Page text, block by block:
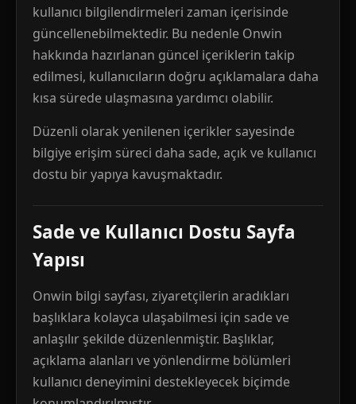
kullanıcı bilgilendirmeleri zaman içerisinde
güncellenebilmektedir. Bu nedenle Onwin
hakkında hazırlanan güncel içeriklerin takip
edilmesi, kullanıcıların doğru açıklamalara daha
kısa sürede ulaşmasına yardımcı olabilir.
Düzenli olarak yenilenen içerikler sayesinde
bilgiye erişim süreci daha sade, açık ve kullanıcı
dostu bir yapıya kavuşmaktadır.
Sade ve Kullanıcı Dostu Sayfa
Yapısı
Onwin bilgi sayfası, ziyaretçilerin aradıkları
başlıklara kolayca ulaşabilmesi için sade ve
anlaşılır şekilde düzenlenmiştir. Başlıklar,
açıklama alanları ve yönlendirme bölümleri
kullanıcı deneyimini destekleyecek biçimde